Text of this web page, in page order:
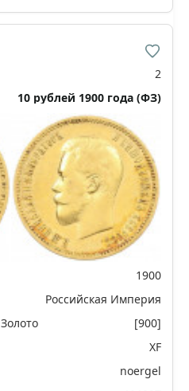
2
10 рублей 1900 года (ФЗ)
1900
Российская Империя
Золото
[900]
XF
noergel